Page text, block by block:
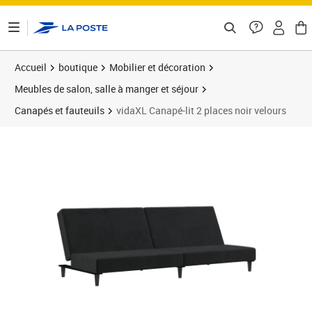
Accueil boutique
Mobilier et décoration
Meubles de salon, salle à manger et séjour
Canapés et fauteuils
vidaXL Canapé-lit 2 places noir velours